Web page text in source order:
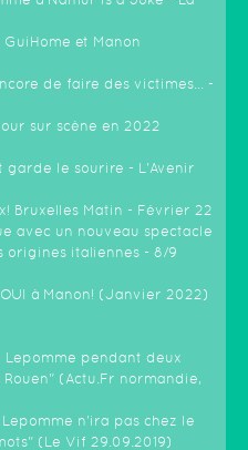
et Manon
de faire des victimes… -
sur scène en 2022
garde le sourire - L'Avenir
Bruxelles Matin - Février 22
avec un nouveau spectacle
origines italiennes - 8/9
à Manon! (Janvier 2022)
Lepomme pendant deux
Rouen" (Actu.Fr normandie,
n'ira pas chez le
(Le Vif 29.09.2019)